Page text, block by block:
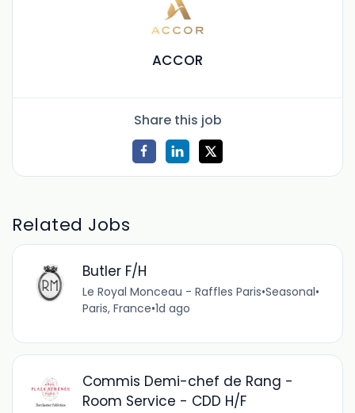
ACCOR
Share this job
Related Jobs
Butler F/H
Le Royal Monceau - Raffles Paris•Seasonal•
Paris, France•1d ago
Commis Demi-chef de Rang -
Room Service - CDD H/F